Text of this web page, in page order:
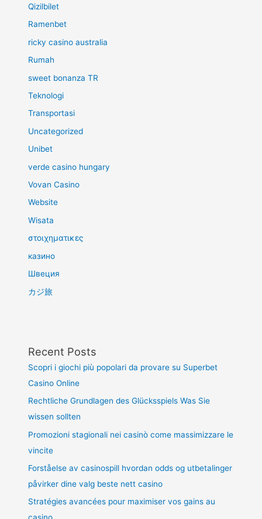
Qizilbilet
Ramenbet
ricky casino australia
Rumah
sweet bonanza TR
Teknologi
Transportasi
Uncategorized
Unibet
verde casino hungary
Vovan Casino
Website
Wisata
στοιχηματικες
казино
Швеция
カジ旅
Recent Posts
Scopri i giochi più popolari da provare su Superbet
Casino Online
Rechtliche Grundlagen des Glücksspiels Was Sie
wissen sollten
Promozioni stagionali nei casinò come massimizzare le
vincite
Forståelse av casinospill hvordan odds og utbetalinger
påvirker dine valg beste nett casino
Stratégies avancées pour maximiser vos gains au